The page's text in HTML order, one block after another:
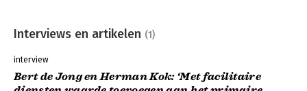
Dit boek is een nieuwe standaard als het gaat over de
professionele regieorganisatie. Het vat de actuele inzichten op
ervaringen van de auteurs.
Interviews en artikelen (1)
interview
Bert de Jong en Herman Kok: ‘Met facilitaire